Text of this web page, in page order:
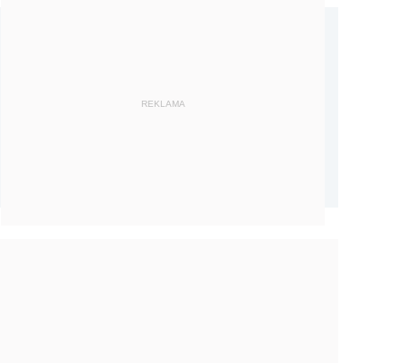
REKLAMA